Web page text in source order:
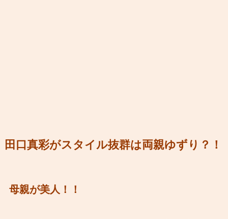
田口真彩がスタイル抜群は両親ゆずり？！
母親が美人！！